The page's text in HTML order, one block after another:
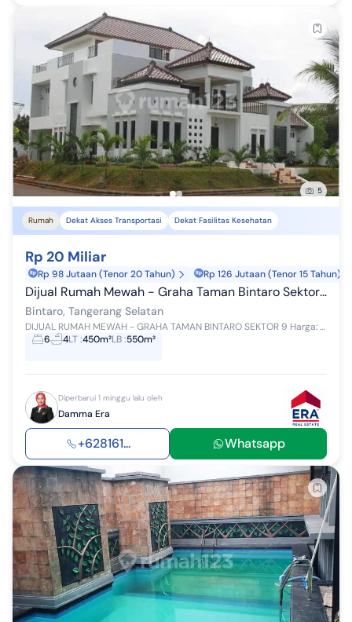
5
Rumah Dekat Akses Transportasi Dekat Fasilitas Kesehatan
Rp 20 Miliar
Rp 98 Jutaan (Tenor 20 Tahun) Rp 126 Jutaan (Tenor 15 Tahun)
Dijual Rumah Mewah - Graha Taman Bintaro Sektor 9
Bintaro, Tangerang Selatan
DIJUAL RUMAH MEWAH - GRAHA TAMAN BINTARO SEKTOR 9 Harga: Rp20 Miliar (Nego) Kesempatan memiliki rumah mewah di kawasan premium Graha Taman Bintar...
6
4LT:450m²LB:550m²
Diperbarui 1 minggu lalu oleh
Damma Era
+628161... Whatsapp